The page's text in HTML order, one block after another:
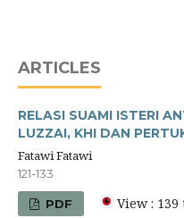
ARTICLES
RELASI SUAMI ISTERI
LUZZAI, KHI DAN
Fatawi Fatawi
121-133
PDF View :